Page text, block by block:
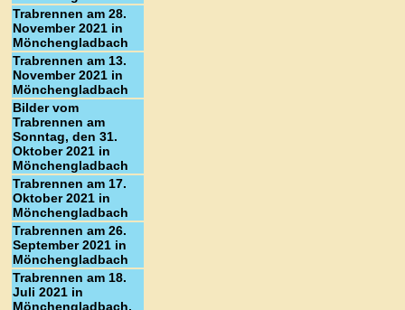
Trabrennen am 28.
November 2021 in
Mönchengladbach
Trabrennen am 13.
November 2021 in
Mönchengladbach
Bilder vom
Trabrennen am
Sonntag, den 31.
Oktober 2021 in
Mönchengladbach
Trabrennen am 17.
Oktober 2021 in
Mönchengladbach
Trabrennen am 26.
September 2021 in
Mönchengladbach
Trabrennen am 18.
Juli 2021 in
Mönchengladbach,